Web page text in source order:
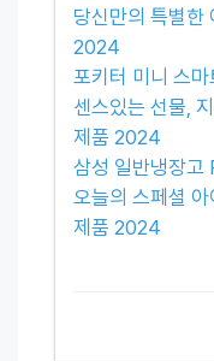
당신만의 특별한
2024
포키터 미니 스마
센스있는 선물,
제품 2024
삼성 일반냉장
오늘의 스페셜
제품 2024